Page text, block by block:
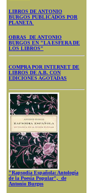
LIBROS DE ANTONIO
BURGOS PUBLICADOS POR
PLANETA
OBRAS DE ANTONIO
BURGOS EN "LA ESFERA DE
LOS LIBROS"
COMPRA POR INTERNET DE
LIBROS DE A.B. CON
EDICIONES AGOTADAS
"Rapsodia Española: Antología
de la Poesía Popular", de
Antonio Burgos